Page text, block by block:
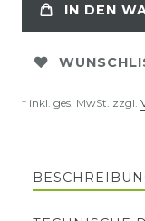
IN DEN
* inkl. ges. MwSt. zzgl.